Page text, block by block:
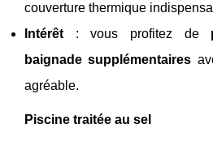
couverture thermique
Intérêt : vous profitez de
baignade supplémentaires
agréable.
Piscine traitée au sel